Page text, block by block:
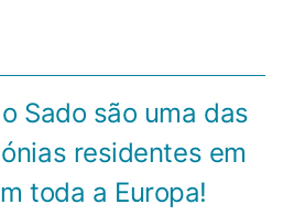
Sado são uma das
residentes em
toda a Europa!